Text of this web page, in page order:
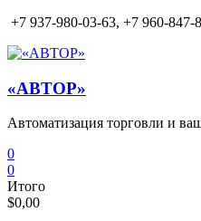
Перейти
содержимому
+7 937-980-03-63, +7 960-847-
«АВТОР»
Автоматизация торговли и
0
0
Итого
$0,00